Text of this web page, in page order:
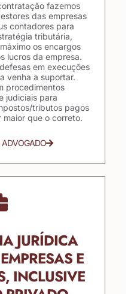
fazemos
das empresas
contadores para
tributária,
os encargos
lucros da empresa.
em execuções
venha a suportar.
procedimentos
judiciais para
tributos pagos
maior que o correto.
JURÍDICA
E
INCLUSIVE